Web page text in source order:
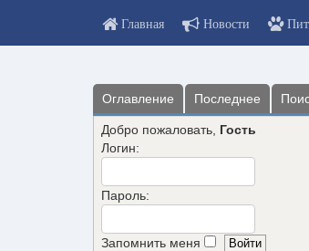
Главная Новости
Оглавление Последнее
Добро пожаловать, Гость
Логин:
Пароль:
Запомнить меня